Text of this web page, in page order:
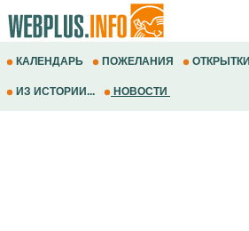
КАЛЕНДАРЬ ПОЖЕЛАНИЯ ОТКРЫТКИ
ИЗ ИСТОРИИ... НОВОСТИ